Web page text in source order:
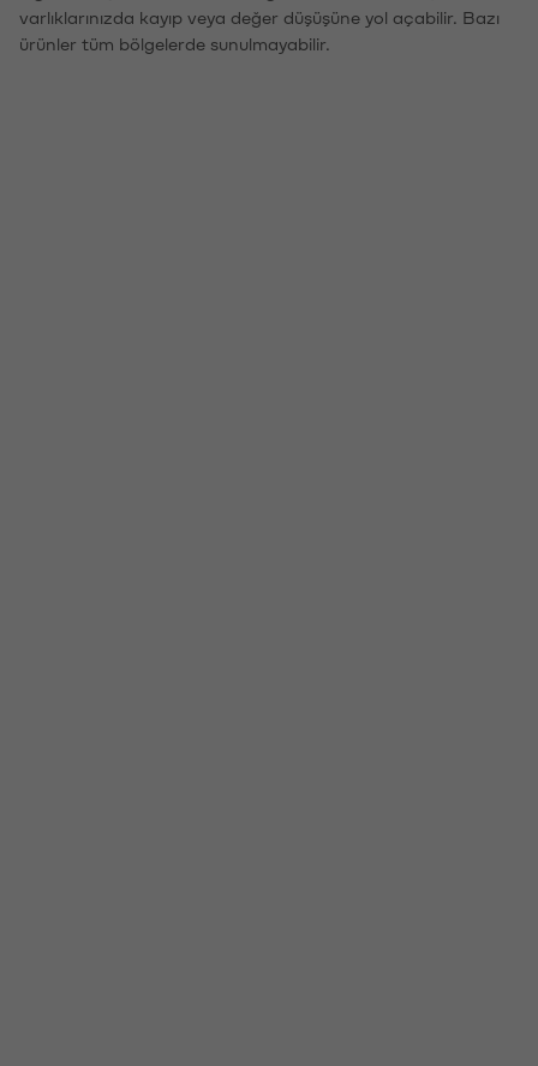
varlıklarınızda kayıp veya değer düşüşüne yol açabilir. Bazı
ürünler tüm bölgelerde sunulmayabilir.